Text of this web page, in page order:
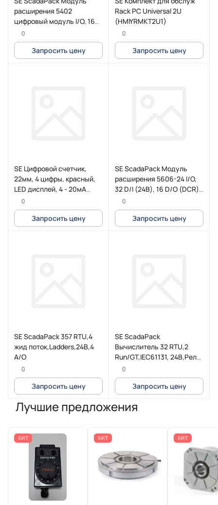
расширения 5402
цифровый модуль I/O, 16
точек, требуется реле
(TBUX297153)
0
Запросить цену
Rack PC Universal 2U
(HMIYRMKT2U1)
0
Запросить цену
SE Цифровой счетчик,
22мм, 4 цифры, красный,
LED дисплей, 4 - 20мА
XBH1AA0R4
0
Запросить цену
SE ScadaPack Модуль
расширения 5606-24 I/O,
32 D/I (24В), 16 D/O (DCR)
8 A/I, 2 A/O (TBUX297334S)
0
Запросить цену
SE ScadaPack 357 RTU,4
жид поток,Ladders,24В,4
A/O
0
Запросить цену
SE ScadaPack
Вычислитель 32 RTU,2
Run/GT,IEC61131, 24B,Реле
(TBUP4-1V5-01-0-0)
0
Запросить цену
Лучшие предложения
ХИТ ХИТ ХИТ